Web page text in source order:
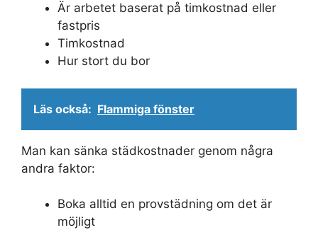
Är arbetet baserat på timkostnad eller
fastpris
Timkostnad
Hur stort du bor
Läs också: Flammiga fönster
Man kan sänka städkostnader genom några
andra faktor:
Boka alltid en provstädning om det är
möjligt